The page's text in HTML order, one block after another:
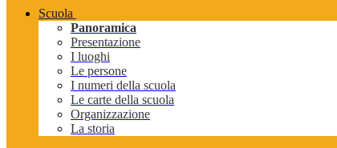
Scuola
Panoramica
Presentazione
I luoghi
Le persone
I numeri della scuola
Le carte della scuola
Organizzazione
La storia